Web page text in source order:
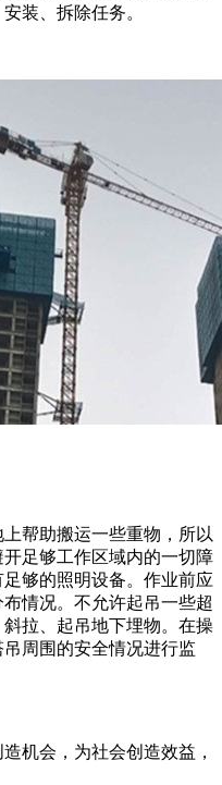
装、拆除任务。
帮助搬运一些重物，所以
足够工作区域内的一切障
够的照明设备。作业前应
情况。不允许起吊一些超
拉、起吊地下埋物。在操
周围的安全情况进行监
机会，为社会创造效益，